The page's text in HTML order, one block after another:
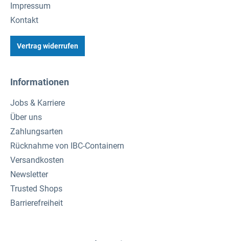
Impressum
Kontakt
Vertrag widerrufen
Informationen
Jobs & Karriere
Über uns
Zahlungsarten
Rücknahme von IBC-Containern
Versandkosten
Newsletter
Trusted Shops
Barrierefreiheit